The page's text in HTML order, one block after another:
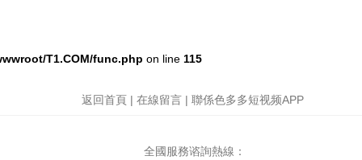
T1.COM/func.php on line 115
返回首頁 | 在線留言 | 聯係色多多短视频APP
全國服務谘詢熱線：